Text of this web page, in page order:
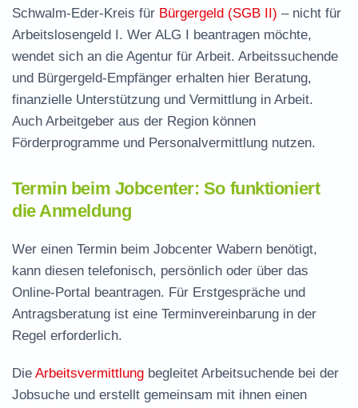
Schwalm-Eder-Kreis für Bürgergeld (SGB II) – nicht für
Arbeitslosengeld I. Wer ALG I beantragen möchte,
wendet sich an die Agentur für Arbeit. Arbeitssuchende
und Bürgergeld-Empfänger erhalten hier Beratung,
finanzielle Unterstützung und Vermittlung in Arbeit.
Auch Arbeitgeber aus der Region können
Förderprogramme und Personalvermittlung nutzen.
Termin beim Jobcenter: So funktioniert
die Anmeldung
Wer einen Termin beim Jobcenter Wabern benötigt,
kann diesen telefonisch, persönlich oder über das
Online-Portal beantragen. Für Erstgespräche und
Antragsberatung ist eine Terminvereinbarung in der
Regel erforderlich.
Die Arbeitsvermittlung begleitet Arbeitsuchende bei der
Jobsuche und erstellt gemeinsam mit ihnen einen